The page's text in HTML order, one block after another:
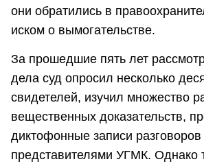
они обратились в
иском о вымогательстве.
За прошедшие пять лет
дела суд опросил несколько
свидетелей, изучил множество
вещественных доказательств,
диктофонные записи разговоров
представителями УГМК. Однако